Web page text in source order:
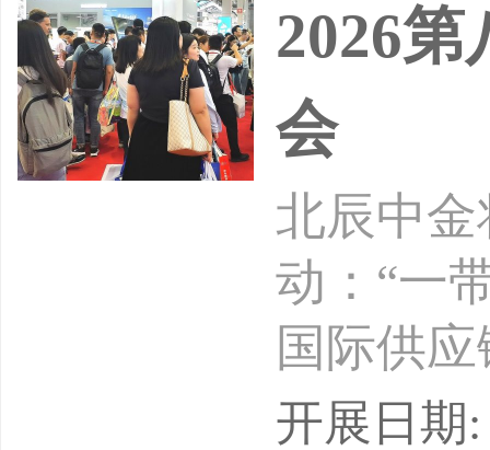
中国对
2026
会
北辰中
动：“一
国际供
流展”）
开展日期